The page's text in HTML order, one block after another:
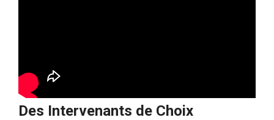
Des Intervenants de Choix